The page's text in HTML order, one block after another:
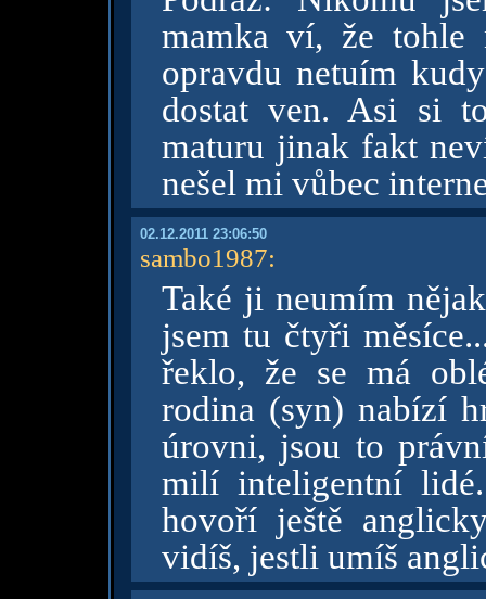
mamka ví, že tohle
opravdu netuím
dostat ven. Asi si
maturu jinak fakt
nešel mi vůbec
02.12.2011 23:06:50
sambo1987:
Také ji neumím
jsem tu čtyři
řeklo, že se má
rodina (syn) nabízí
úrovni, jsou to
milí inteligentní
hovoří ještě
vidíš, jestli umíš